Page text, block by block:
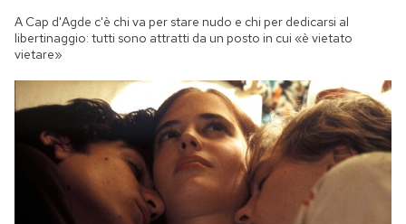
A Cap d'Agde c'è chi va per stare nudo e chi per dedicarsi al
libertinaggio: tutti sono attratti da un posto in cui «è vietato
vietare»